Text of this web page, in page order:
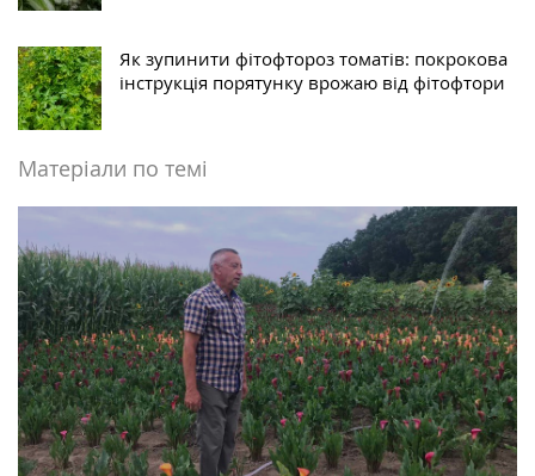
Як зупинити фітофтороз томатів: покрокова
інструкція порятунку врожаю від фітофтори
Матеріали по темі